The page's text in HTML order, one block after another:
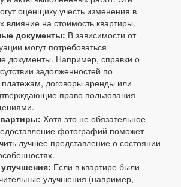
оценщику учесть изменения в
влияние на стоимость квартиры.
документы: В зависимости от
могут потребоваться
документы. Например, справки о
задолженностей по
договоры аренды или
право пользования
Хотя это не обязательное
фотографий поможет
лучшее представление о состоянии
Если в квартире были
улучшения (например,